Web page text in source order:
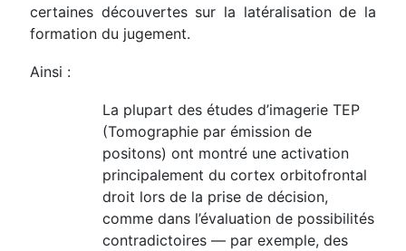
certaines découvertes sur la latéralisation de la
formation du jugement.
Ainsi :
La plupart des études d’imagerie TEP
(Tomographie par émission de
positons) ont montré une activation
principalement du cortex orbitofrontal
droit lors de la prise de décision,
comme dans l’évaluation de possibilités
contradictoires — par exemple, des